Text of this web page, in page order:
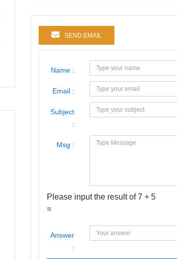
SEND EMAIL
Name :
Email :
Subject
:
Msg :
Please input the result of 7 + 5
=
Answer
: